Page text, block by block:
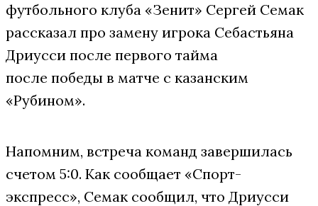
футбольного клуба «Зенит» Сергей Семак
рассказал про замену игрока Себастьяна
Дриусси после первого тайма
после победы в матче с казанским
«Рубином».
Напомним, встреча команд завершилась
счетом 5:0. Как сообщает «Спорт-
экспресс», Семак сообщил, что Дриусси